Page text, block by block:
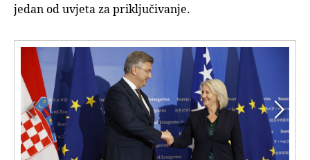
jedan od uvjeta za priključivanje.

